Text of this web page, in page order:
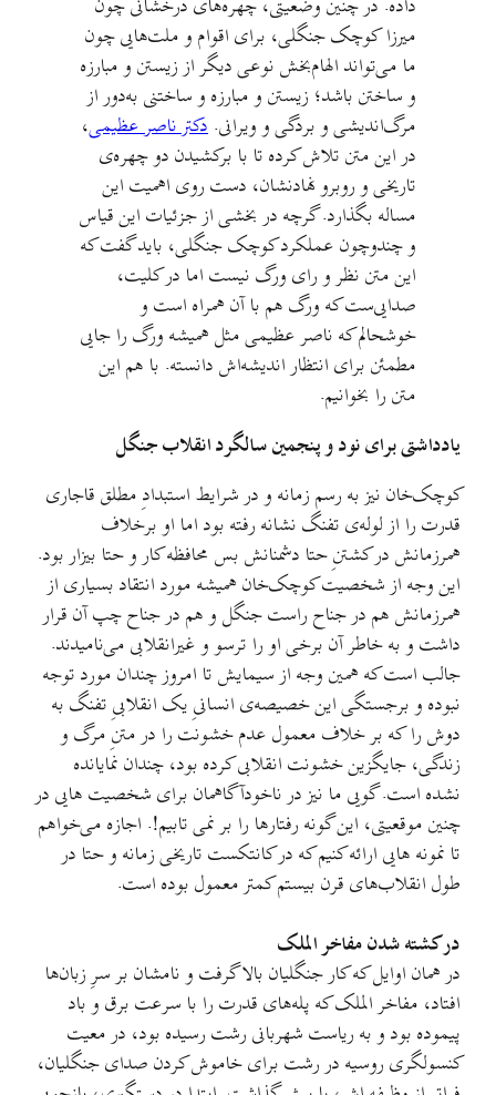
داده. در چنین وضعیتی، چهره‌های درخشانی چون
میرزا کوچک جنگلی، برای اقوام و ملت‌هایی چون
ما می‌تواند الهام‌بخش نوعی دیگر از زیستن و مبارزه
و ساختن باشد؛ زیستن و مبارزه و ساختنی به‌دور از
مرگ‌اندیشی و بردگی و ویرانی. دکتر ناصر عظیمی،
در این متن تلاش کرده تا با برکشیدن دو چهره‌ی
تاریخی و روبرو نهادنشان، دست روی اهمیت این
مساله بگذارد. گرچه در بخشی از جزئیات این قیاس
و چندوچون عملکرد کوچک جنگلی، باید گفت که
این متن نظر و رای ورگ نیست اما در کلیت،
صدایی‌ست که ورگ هم با آن همراه است و
خوشحالم که ناصر عظیمی مثل همیشه ورگ را جایی
مطمئن برای انتظار اندیشه‌اش دانسته. با هم این
متن را بخوانیم.
یادداشتی برای نود و پنجمین سالگرد انقلاب جنگل
کوچک‌خان نیز به رسم زمانه و در شرایط استبدادِ مطلق قاجاری
قدرت را از لوله‌ی تفنگ نشانه رفته بود اما او برخلاف
همرزمانش در کشتنِ حتا دشمنانش بس محافظه کار و حتا بیزار بود.
این وجه از شخصیت کوچک‌خان همیشه مورد انتقاد بسیاری از
همرزمانش هم در جناح راست جنگل و هم در جناح چپ آن قرار
داشت و به خاطر آن برخی او را ترسو و غیرانقلابی می‌نامیدند.
جالب است که همین وجه از سیمایش تا امروز چندان مورد توجه
نبوده و برجستگی این خصیصه‌ی انسانیِ یک انقلابیِ تفنگ به
دوش را که بر خلاف معمول عدم خشونت را در متنِ مرگ و
زندگی، جایگزین خشونت انقلابی کرده بود، چندان نمایانده
نشده است. گویی ما نیز در ناخودآگاهمان برای شخصیت هایی در
چنین موقعیتی، این گونه رفتارها را بر نمی تابیم!. اجازه می‌خواهم
تا نمونه هایی ارائه کنیم که در کانتکست تاریخی زمانه و حتا در
طول انقلاب‌های قرن بیستم کمتر معمول بوده است.
در کشته شدن مفاخر الملک
در همان اوایل که کار جنگلیان بالا گرفت و نامشان بر سرِ زبان‌ها
افتاد، مفاخر الملک که پله‌های قدرت را با سرعت برق و باد
پیموده بود و به ریاست شهربانی رشت رسیده بود، در معیت
کنسولگری روسیه در رشت برای خاموش کردن صدای جنگلیان،